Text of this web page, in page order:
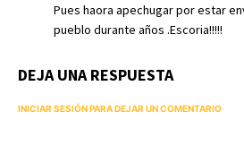
Pues haora apechugar por estar
pueblo durante años .Escoria!!!!!
DEJA UNA RESPUESTA
INICIAR SESIÓN PARA DEJAR UN COMENTARIO